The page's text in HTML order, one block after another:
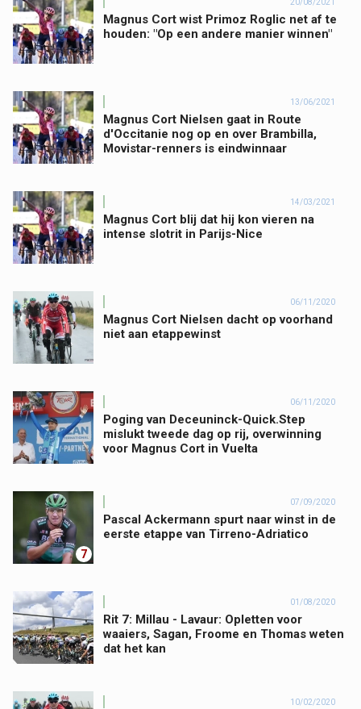
Magnus Cort wist Primoz Roglic net af te
houden: "Op een andere manier winnen"
13/06/2021
Magnus Cort Nielsen gaat in Route
d'Occitanie nog op en over Brambilla,
Movistar-renners is eindwinnaar
14/03/2021
Magnus Cort blij dat hij kon vieren na
intense slotrit in Parijs-Nice
06/11/2020
Magnus Cort Nielsen dacht op voorhand
niet aan etappewinst
06/11/2020
Poging van Deceuninck-Quick.Step
mislukt tweede dag op rij, overwinning
voor Magnus Cort in Vuelta
7
07/09/2020
Pascal Ackermann spurt naar winst in de
eerste etappe van Tirreno-Adriatico
01/08/2020
Rit 7: Millau - Lavaur: Opletten voor
waaiers, Sagan, Froome en Thomas weten
dat het kan
10/02/2020